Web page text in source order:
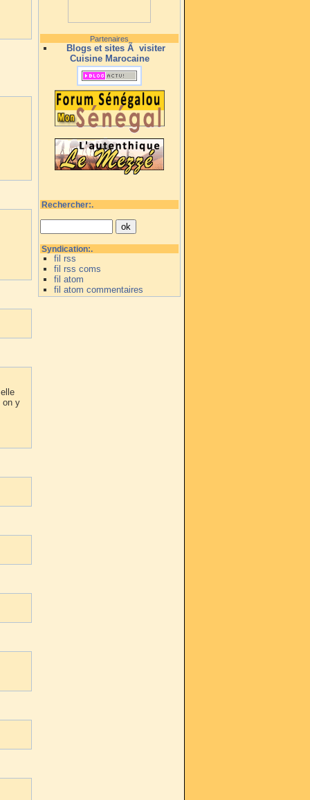
on y
Partenaires
Blogs et sites Ã visiter
Cuisine Marocaine
Rechercher:.
Syndication:.
fil rss
fil rss coms
fil atom
fil atom commentaires